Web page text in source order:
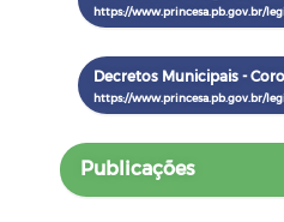
Decretos Municipais -
Publicações